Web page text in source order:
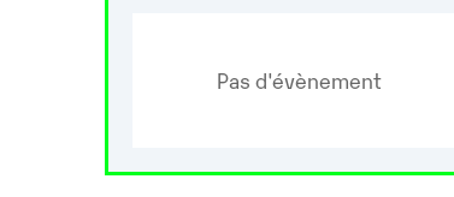
Pas d'évènement